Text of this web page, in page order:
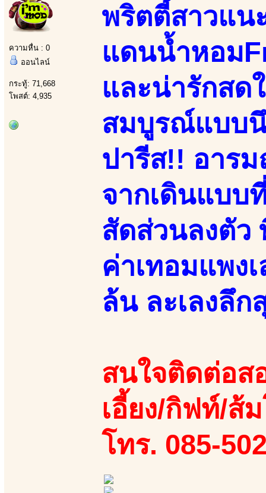
ความหื่น : 0
ออนไลน์
กระทู้: 71,668
โพสต์: 4,935
พริตตี้สาวแน
แดนน้ำหอม
และน่ารักสด
สมบูรณ์แบบ
ปารีส!! อาร
จากเดินแบบ
สัดส่วนลงตัว
ค่าเทอมแพง
ล้น ละเลงลึ
สนใจติดต่อส
เอี้ยง/กิฟท์/ส้
โทร. 085-